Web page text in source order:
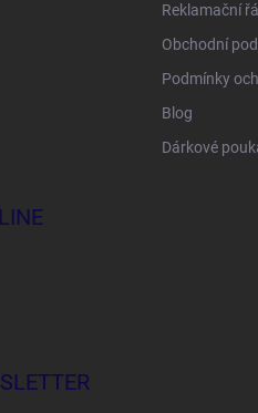
Reklamační
Obchodní
Podmínky
Blog
Dárkové